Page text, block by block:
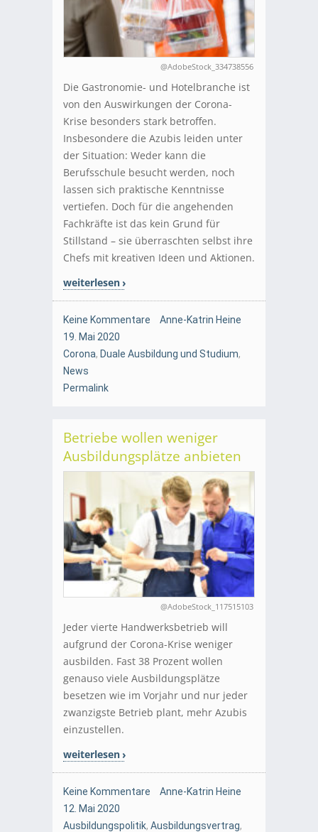
@AdobeStock_334738556
Die Gastronomie- und Hotelbranche ist
von den Auswirkungen der Corona-
Krise besonders stark betroffen.
Insbesondere die Azubis leiden unter
der Situation: Weder kann die
Berufsschule besucht werden, noch
lassen sich praktische Kenntnisse
vertiefen. Doch für die angehenden
Fachkräfte ist das kein Grund für
Stillstand – sie überraschten selbst ihre
Chefs mit kreativen Ideen und Aktionen.
weiterlesen
Keine Kommentare
Anne-Katrin Heine
19. Mai 2020
Corona, Duale Ausbildung und Studium,
News
Permalink
Betriebe wollen weniger
Ausbildungsplätze anbieten
@AdobeStock_117515103
Jeder vierte Handwerksbetrieb will
aufgrund der Corona-Krise weniger
ausbilden. Fast 38 Prozent wollen
genauso viele Ausbildungsplätze
besetzen wie im Vorjahr und nur jeder
zwanzigste Betrieb plant, mehr Azubis
einzustellen.
weiterlesen
Keine Kommentare
Anne-Katrin Heine
12. Mai 2020
Ausbildungspolitik, Ausbildungsvertrag,